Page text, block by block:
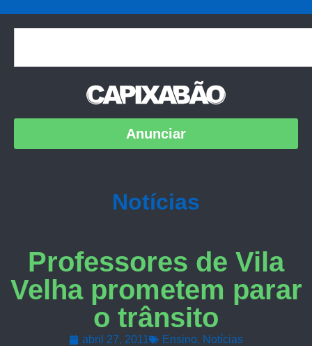
Anunciar
Notícias
Professores de Vila
Velha prometem parar
o trânsito
abril 27, 2011 Ensino, Notícias